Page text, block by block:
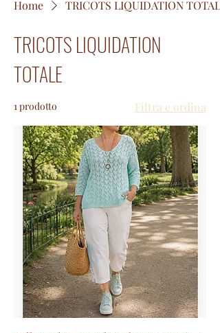
Home TRICOTS LIQUIDATION TOTALE
TRICOTS LIQUIDATION
TOTALE
1 prodotto Filtra e ordina